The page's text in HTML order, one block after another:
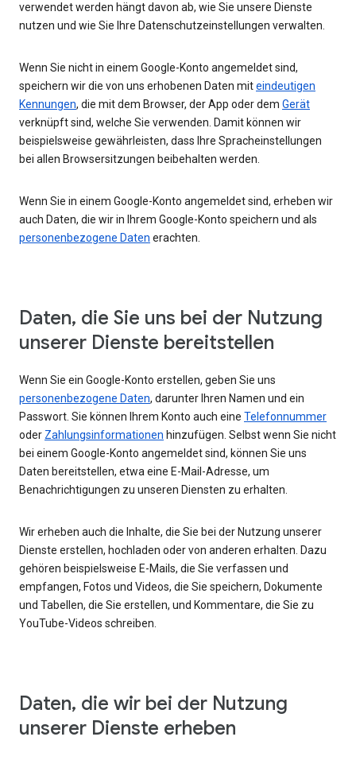
verwendet werden hängt davon ab, wie Sie unsere Dienste
nutzen und wie Sie Ihre Datenschutzeinstellungen verwalten.
Wenn Sie nicht in einem Google-Konto angemeldet sind,
speichern wir die von uns erhobenen Daten miteindeutigen
Kennungen, die mit dem Browser, der App oder dem Gerät
verknüpft sind, welche Sie verwenden. Damit können wir
beispielsweise gewährleisten, dass Ihre Spracheinstellungen
bei allen Browsersitzungen beibehalten werden.
Wenn Sie in einem Google-Konto angemeldet sind, erheben wir
auch Daten, die wir in Ihrem Google-Konto speichern und als
personenbezogene Daten erachten.
Daten, die Sie uns bei der Nutzung
unserer Dienste bereitstellen
Wenn Sie ein Google-Konto erstellen, geben Sie uns
personenbezogene Daten, darunter Ihren Namen und ein
Passwort. Sie können Ihrem Konto auch eine Telefonnummer
oder Zahlungsinformationen hinzufügen. Selbst wenn Sie nicht
bei einem Google-Konto angemeldet sind, können Sie uns
Daten bereitstellen, etwa eine E-Mail-Adresse, um
Benachrichtigungen zu unseren Diensten zu erhalten.
Wir erheben auch die Inhalte, die Sie bei der Nutzung unserer
Dienste erstellen, hochladen oder von anderen erhalten. Dazu
gehören beispielsweise E-Mails, die Sie verfassen und
empfangen, Fotos und Videos, die Sie speichern, Dokumente
und Tabellen, die Sie erstellen, und Kommentare, die Sie zu
YouTube-Videos schreiben.
Daten, die wir bei der Nutzung
unserer Dienste erheben